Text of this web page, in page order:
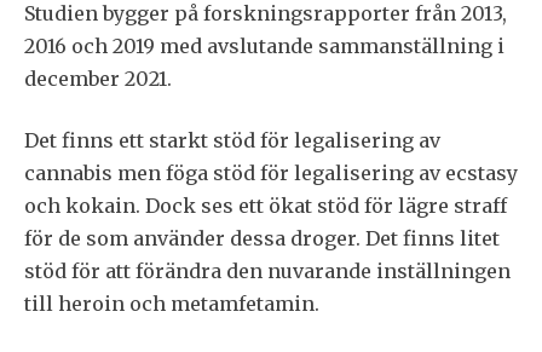
Studien bygger på forskningsrapporter från 2013,
2016 och 2019 med avslutande sammanställning i
december 2021.
Det finns ett starkt stöd för legalisering av
cannabis men föga stöd för legalisering av ecstasy
och kokain. Dock ses ett ökat stöd för lägre straff
för de som använder dessa droger. Det finns litet
stöd för att förändra den nuvarande inställningen
till heroin och metamfetamin.